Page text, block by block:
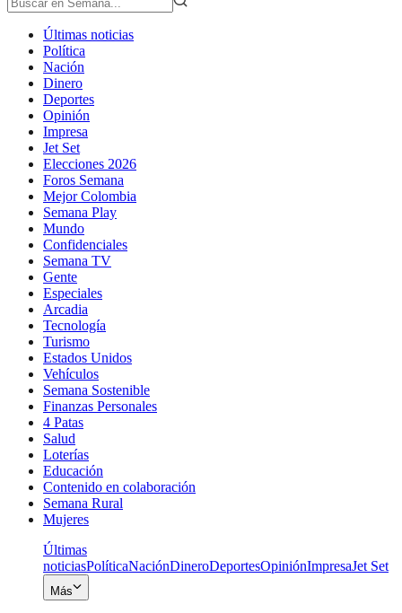
Últimas noticias
Política
Nación
Dinero
Deportes
Opinión
Impresa
Jet Set
Elecciones 2026
Foros Semana
Mejor Colombia
Semana Play
Mundo
Confidenciales
Semana TV
Gente
Especiales
Arcadia
Tecnología
Turismo
Estados Unidos
Vehículos
Semana Sostenible
Finanzas Personales
4 Patas
Salud
Loterías
Educación
Contenido en colaboración
Semana Rural
Mujeres
Últimas
noticiasPolíticaNaciónDineroDeportesOpiniónImpresaJet Set
Más